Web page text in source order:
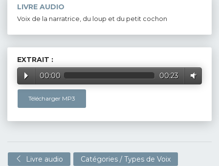
LIVRE AUDIO
Voix de la narratrice, du loup et du petit cochon
EXTRAIT :
00:00
00:23
Télécharger MP3
Livre audio Catégories / Types de Voix